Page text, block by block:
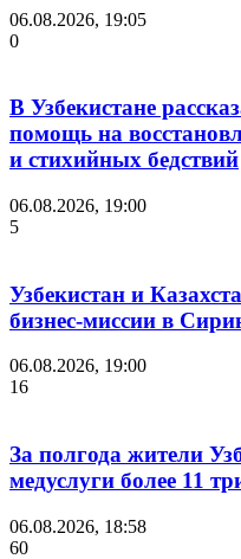
06.08.2026, 19:05
0
В Узбекистане
помощь на
и стихийных бедствий
06.08.2026, 19:00
5
Узбекистан и
бизнес-миссии в
06.08.2026, 19:00
16
За полгода жители
медуслуги более 11
06.08.2026, 18:58
60